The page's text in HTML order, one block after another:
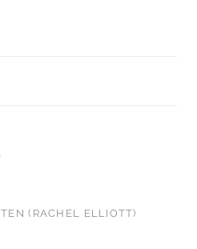
(RACHEL ELLIOTT)